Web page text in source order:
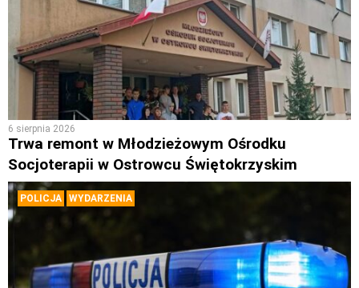
6 sierpnia 2026
Trwa remont w Młodzieżowym Ośrodku
Socjoterapii w Ostrowcu Świętokrzyskim
POLICJA WYDARZENIA